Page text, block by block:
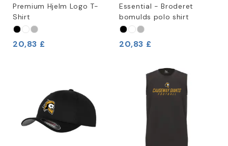
Premium Hjelm Logo T-
Shirt
20,83 £
Essential - Broderet
bomulds polo shirt
20,83 £